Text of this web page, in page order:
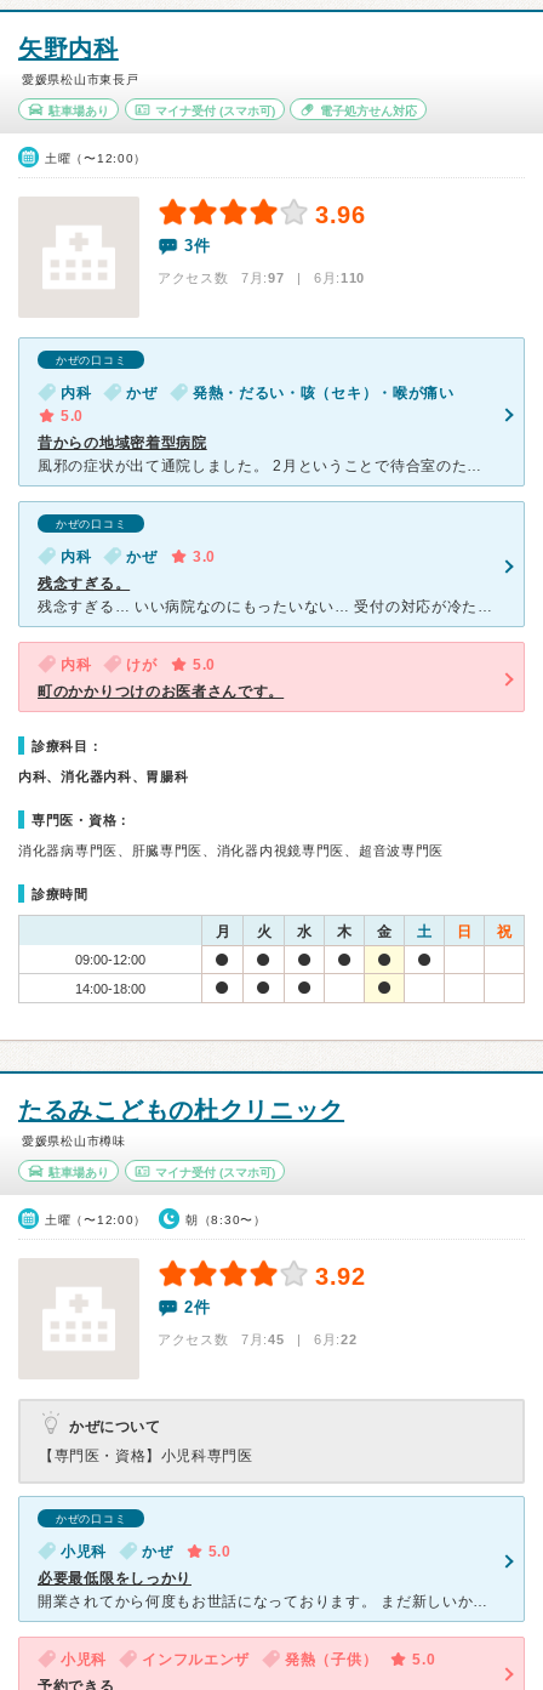
矢野内科
愛媛県松山市東長戸
駐車場あり マイナ受付(スマホ可) 電子処方せん対応
土曜（〜12:00）
3.96
3件
アクセス数 7月:97 | 6月:110
かぜの口コミ
内科 かぜ
発熱・だるい・咳（セキ）・喉が痛い
5.0
昔からの地域密着型病院
風邪の症状が出て通院しました。 2月ということで待合室のたくさんのベンチはほぼ満員。 待合室内に大きな空気清浄器があるので、せき込んでいる患者さんが多いときには気が楽になります。 現在は2代目（
かぜの口コミ
内科 かぜ
3.0
残念すぎる。
残念すぎる… いい病院なのにもったいない… 受付の対応が冷たかった。 喋り方等はハキハキしてとても、聞き取りやすく丁寧なのに、感情がこもっていないような感じで、素っ気なくて冷たく感じた。
内科 けが
5.0
町のかかりつけのお医者さんです。
診療科目：
内科、消化器内科、胃腸科
専門医・資格：
消化器病専門医、肝臓専門医、消化器内視鏡専門医、超音波専門医
診療時間
月 火 水 木 金 土 日 祝
09:00-12:00
14:00-18:00
たるみこどもの杜クリニック
愛媛県松山市樽味
駐車場あり マイナ受付(スマホ可)
土曜（〜12:00） 朝（8:30〜）
3.92
2件
アクセス数 7月:45 | 6月:22
かぜについて
【専門医・資格】 小児科専門医
かぜの口コミ
小児科 かぜ
5.0
必要最低限をしっかり
開業されてから何度もお世話になっております。 まだ新しいからなのか、原則予約制で上手く運用されているからなのか本当に他の患者さんに会いにくいです。 コロナ禍に開業されたこともあり、感染対策
小児科 インフルエンザ 発熱（子供）
5.0
予約できる